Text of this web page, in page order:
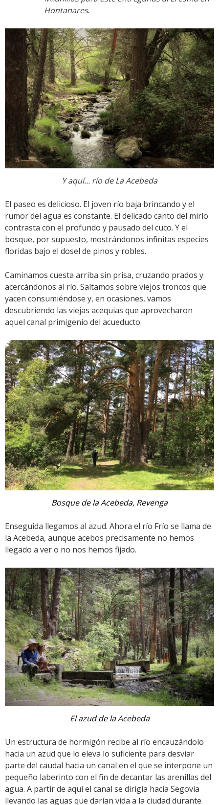
Hontanares.
Y aquí… río de La Acebeda
El paseo es delicioso. El joven río baja brincando y el
rumor del agua es constante. El delicado canto del mirlo
contrasta con el profundo y pausado del cuco. Y el
bosque, por supuesto, mostrándonos infinitas especies
floridas bajo el dosel de pinos y robles.
Caminamos cuesta arriba sin prisa, cruzando prados y
acercándonos al río. Saltamos sobre viejos troncos que
yacen consumiéndose y, en ocasiones, vamos
descubriendo las viejas acequias que aprovecharon
aquel canal primigenio del acueducto.
Bosque de la Acebeda, Revenga
Enseguida llegamos al azud. Ahora el río Frío se llama de
la Acebeda, aunque acebos precisamente no hemos
llegado a ver o no nos hemos fijado.
El azud de la Acebeda
Un estructura de hormigón recibe al río encauzándolo
hacia un azud que lo eleva lo suficiente para desviar
parte del caudal hacia un canal en el que se interpone un
pequeño laberinto con el fin de decantar las arenillas del
agua. A partir de aquí el canal se dirigía hacia Segovia
llevando las aguas que darían vida a la ciudad durante